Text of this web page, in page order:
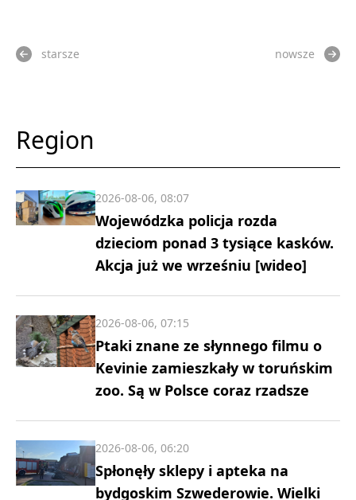
starsze nowsze
Region
Wojewódzka policja rozda
dzieciom ponad 3 tysiące kasków.
Akcja już we wrześniu [wideo]
2026-08-06, 08:07
Ptaki znane ze słynnego filmu o
Kevinie zamieszkały w toruńskim
zoo. Są w Polsce coraz rzadsze
2026-08-06, 07:15
Spłonęły sklepy i apteka na
bydgoskim Szwederowie. Wielki
2026-08-06, 06:20